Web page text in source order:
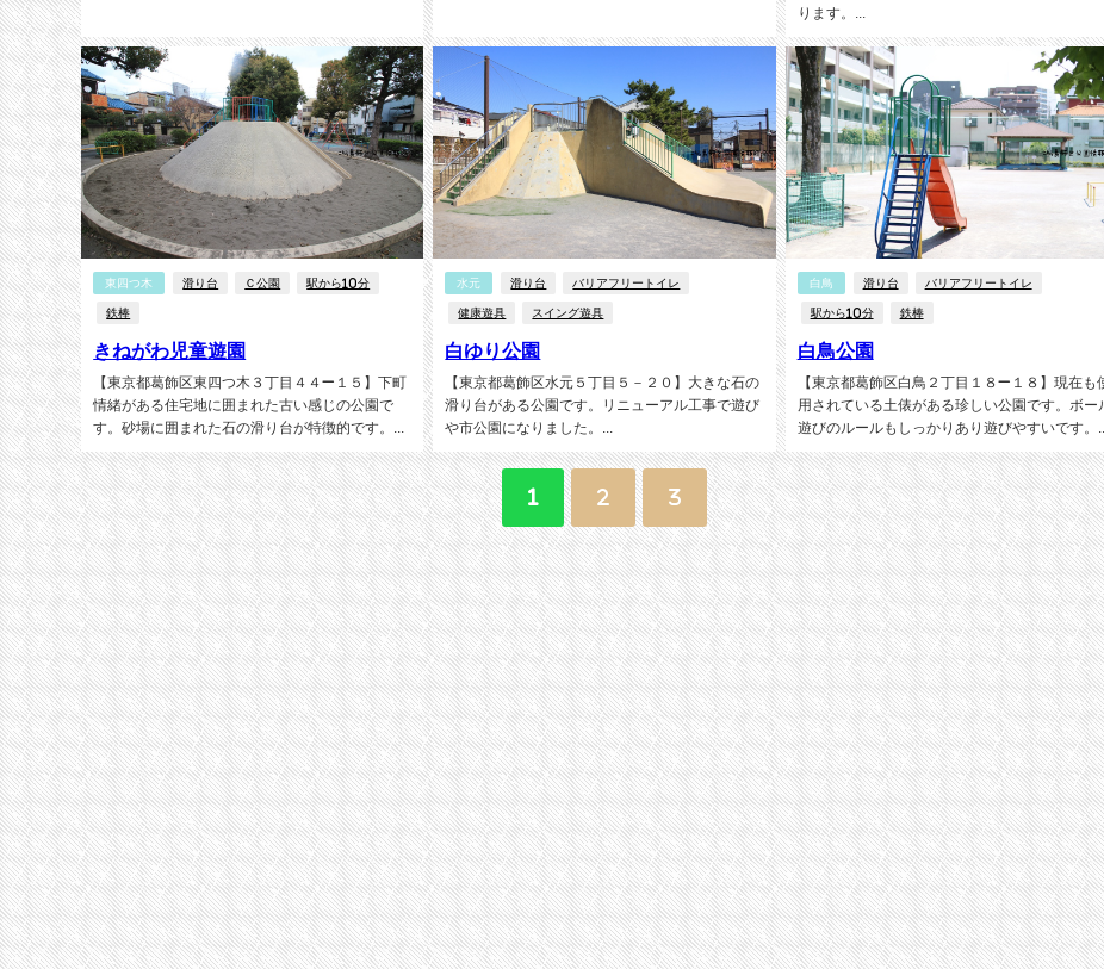
ります。...
東四つ木 滑り台 Ｃ公園 駅から10分
鉄棒
きねがわ児童遊園
【東京都葛飾区東四つ木３丁目４４−１５】下町
情緒がある住宅地に囲まれた古い感じの公園で
す。砂場に囲まれた石の滑り台が特徴的です。...
水元 滑り台 バリアフリートイレ
健康遊具 スイング遊具
白ゆり公園
【東京都葛飾区水元５丁目５－２０】大きな石の
滑り台がある公園です。リニューアル工事で遊び
や市公園になりました。...
白鳥 滑り台 バリアフリートイレ
駅から10分 鉄棒
白鳥公園
【東京都葛飾区白鳥２丁目１８−１８】現在も
用されている土俵がある珍しい公園です。ボー
遊びのルールもしっかりあり遊びやすいです。...
1 2 3